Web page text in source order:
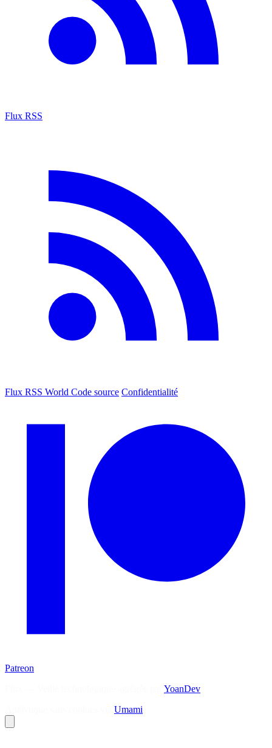
Flux RSS
Flux RSS World Code source Confidentialité
Patreon
YoanDev
Umami